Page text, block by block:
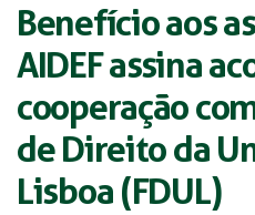
Benefício aos
AIDEF assina
cooperação
de Direito da
Lisboa (FDUL)